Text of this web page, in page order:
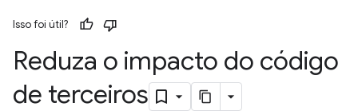
Isso foi útil?
Reduza o impacto do código
de terceiros